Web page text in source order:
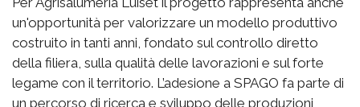
un'opportunità per valorizzare un modello produttivo
costruito in tanti anni, fondato sul controllo diretto
della filiera, sulla qualità delle lavorazioni e sul forte
legame con il territorio. L’adesione a SPAGO fa parte di
un percorso di ricerca e sviluppo delle produzioni